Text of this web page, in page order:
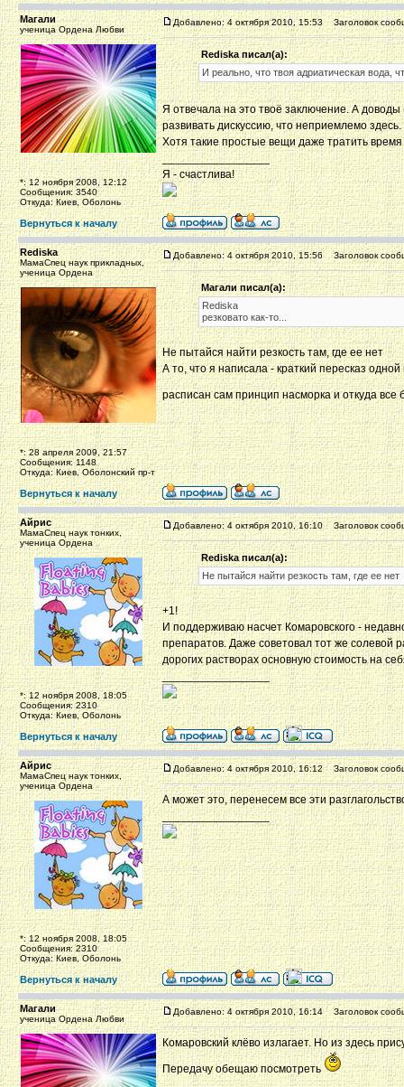
Магали
ученица Ордена Любви
*: 12 ноября 2008, 12:12
Сообщения: 3540
Откуда: Киев, Оболонь
Добавлено: 4 октября 2010, 15:53 Заголовок
Rediska писал(а):
И реально, что твоя адриатическая
Я отвечала на это твоё заключение. А
развивать дискуссию, что неприемлемо
Хотя такие простые вещи даже тратить
_________________
Я - счастлива!
Вернуться к началу
Rediska
МамаСпец наук прикладных,
ученица Ордена
*: 28 апреля 2009, 21:57
Сообщения: 1148
Откуда: Киев, Оболонский пр-т
Добавлено: 4 октября 2010, 15:56 Заголовок
Магали писал(а):
Rediska
резковато как-то...
Не пытайся найти резкость там, где ее нет
А то, что я написала - краткий пересказ
расписан сам принцип насморка и откуда все
Вернуться к началу
Айрис
МамаСпец наук тонких,
ученица Ордена
*: 12 ноября 2008, 18:05
Сообщения: 2310
Откуда: Киев, Оболонь
Добавлено: 4 октября 2010, 16:10 Заголовок
Rediska писал(а):
Не пытайся найти резкость там, где ее нет
+1!
И поддерживаю насчет Комаровского -
препаратов. Даже советовал тот же солевой
дорогих растворах основную стоимость на
_________________
Вернуться к началу
Айрис
МамаСпец наук тонких,
ученица Ордена
*: 12 ноября 2008, 18:05
Сообщения: 2310
Откуда: Киев, Оболонь
Добавлено: 4 октября 2010, 16:12 Заголовок
А может это, перенесем все эти
_________________
Вернуться к началу
Магали
ученица Ордена Любви
Добавлено: 4 октября 2010, 16:14 Заголовок
Комаровский клёво излагает. Но из здесь
Передачу обещаю посмотреть